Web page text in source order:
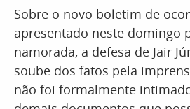
Sobre o novo boletim de
apresentado neste domingo
namorada, a defesa de Jair
soube dos fatos pela
não foi formalmente